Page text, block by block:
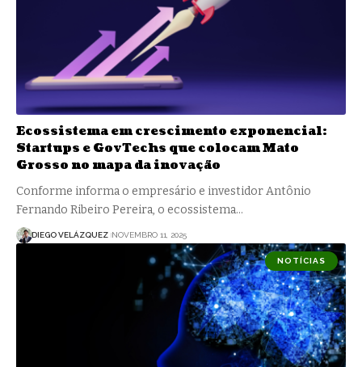
Ecossistema em crescimento exponencial:
Startups e GovTechs que colocam Mato
Grosso no mapa da inovação
Conforme informa o empresário e investidor Antônio
Fernando Ribeiro Pereira, o ecossistema…
DIEGO VELÁZQUEZ NOVEMBRO 11, 2025
NOTÍCIAS